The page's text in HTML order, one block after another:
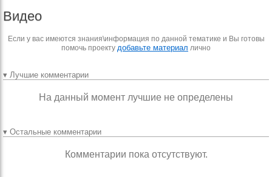
Видео
Если у вас имеются знания\информация по данной тематике и Вы готовы
помочь проекту добавьте материал лично
▾ Лучшие комментарии
На данный момент лучшие не определены
▾ Остальные комментарии
Комментарии пока отсутствуют.